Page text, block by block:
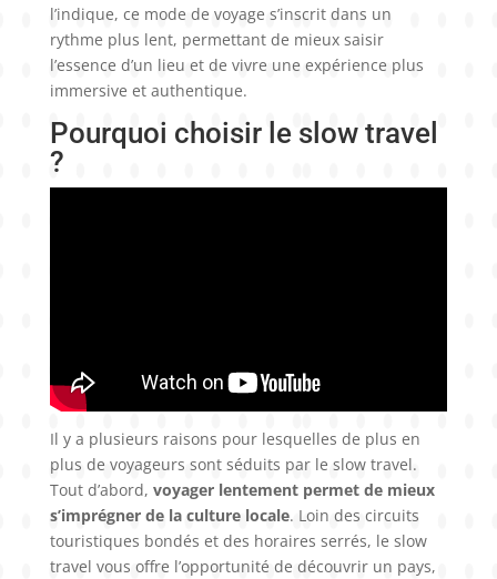
l’indique, ce mode de voyage s’inscrit dans un
rythme plus lent, permettant de mieux saisir
l’essence d’un lieu et de vivre une expérience plus
immersive et authentique.
Pourquoi choisir le slow travel
?
Il y a plusieurs raisons pour lesquelles de plus en
plus de voyageurs sont séduits par le slow travel.
Tout d’abord, voyager lentement permet de mieux
s’imprégner de la culture locale. Loin des circuits
touristiques bondés et des horaires serrés, le slow
travel vous offre l’opportunité de découvrir un pays,